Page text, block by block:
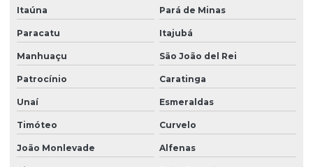
Peças sobressalentes para pontes rolantes
Peças para talha elétrica
Ponte rolante fabricante
Pontes rolante e talhas para ambientes perigosos
Projetos especiais em pontes rolantes
Itaúna Pará de Minas
Paracatu Itajubá
Manhuaçu São João del Rei
Patrocínio Caratinga
Unaí Esmeraldas
Timóteo Curvelo
João Monlevade Alfenas